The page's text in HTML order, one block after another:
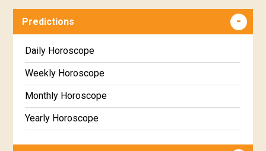
Predictions
Daily Horoscope
Weekly Horoscope
Monthly Horoscope
Yearly Horoscope